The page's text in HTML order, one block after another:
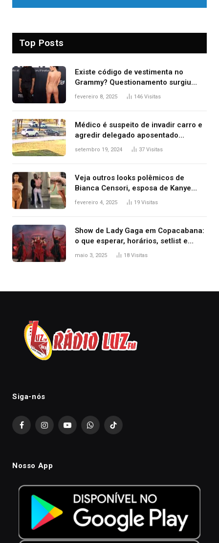
Top Posts
Existe código de vestimenta no
Grammy? Questionamento surgiu
após Bianca Censori, mulher de
fevereiro 8, 2025 146 Visitas
Médico é suspeito de invadir carro e
agredir delegado aposentado
durante confusão no trânsito
setembro 19, 2024 37 Visitas
Veja outros looks polêmicos de
Bianca Censori, esposa de Kanye
West que apareceu nua no Grammy
fevereiro 4, 2025 19 Visitas
Show de Lady Gaga em Copacabana:
o que esperar, horários, setlist e
onde assistir
maio 3, 2025 18 Visitas
Siga-nós
FacebookInstagramYouTubeWhatsAppTikTok
Nosso App